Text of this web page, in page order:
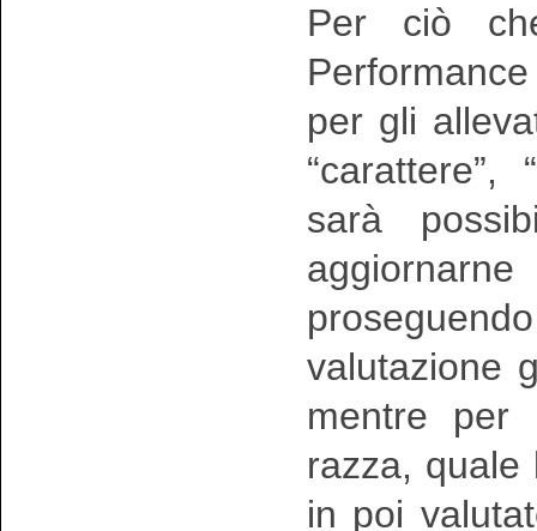
Per ciò
per gli
“carattere”,
sarà
valutazione
mentre per
razza,
in poi